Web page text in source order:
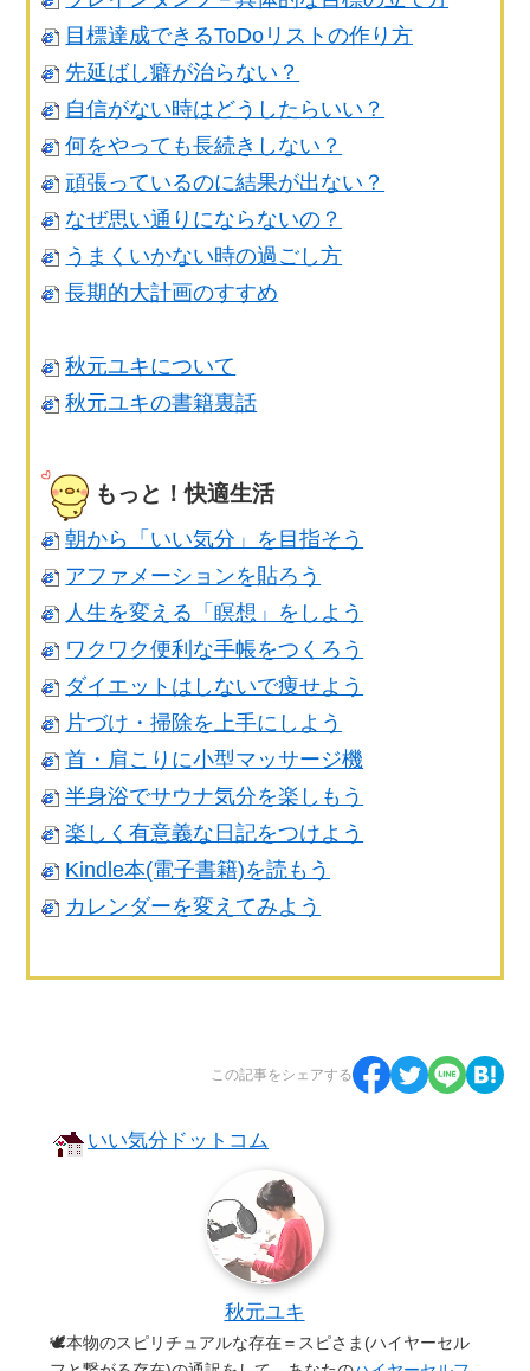
目標達成できるToDoリストの作り方
先延ばし癖が治らない？
自信がない時はどうしたらいい？
何をやっても長続きしない？
頑張っているのに結果が出ない？
なぜ思い通りにならないの？
うまくいかない時の過ごし方
長期的大計画のすすめ
秋元ユキについて
秋元ユキの書籍裏話
もっと！快適生活
朝から「いい気分」を目指そう
アファメーションを貼ろう
人生を変える「瞑想」をしよう
ワクワク便利な手帳をつくろう
ダイエットはしないで痩せよう
片づけ・掃除を上手にしよう
首・肩こりに小型マッサージ機
半身浴でサウナ気分を楽しもう
楽しく有意義な日記をつけよう
Kindle本(電子書籍)を読もう
カレンダーを変えてみよう
この記事をシェアする